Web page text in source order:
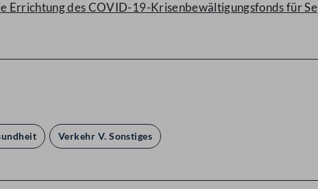
Errichtung des COVID-19-Krisenbewältigungsfonds für
Verkehr V. Sonstiges